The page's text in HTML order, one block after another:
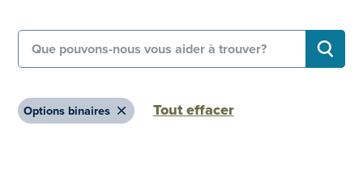
Search for:
Remove
Options binaires Tout effacer